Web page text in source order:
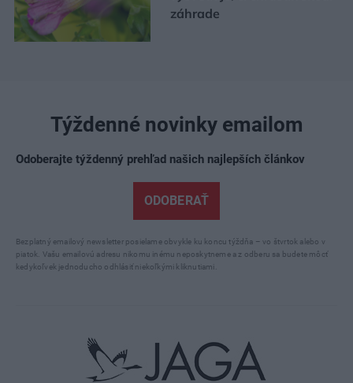
záhrade
Týždenné novinky emailom
Odoberajte týždenný prehľad našich najlepších článkov
ODOBERAŤ
Bezplatný emailový newsletter posielame obvykle ku koncu týždňa – vo štvrtok alebo v
piatok. Vašu emailovú adresu nikomu inému neposkytneme a z odberu sa budete môcť
kedykoľvek jednoducho odhlásiť niekoľkými kliknutiami.